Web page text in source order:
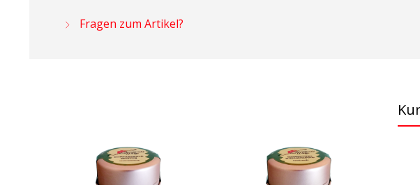
Fragen zum Artikel?